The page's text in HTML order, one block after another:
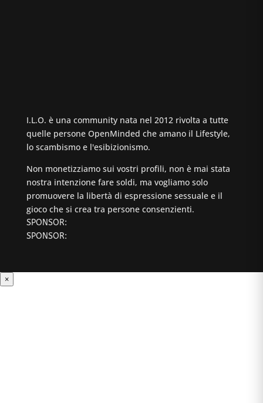
I.L.O. è una community nata nel 2012 rivolta a tutte
quelle persone OpenMinded che amano il Lifestyle,
lo scambismo e l'esibizionismo.
Non monetizziamo sui vostri profili, non è mai stata
nostra intenzione fare soldi, ma vogliamo solo
promuovere la libertà di espressione sessuale e il
gioco che si crea tra persone consenzienti.
SPONSOR:
SPONSOR:
×